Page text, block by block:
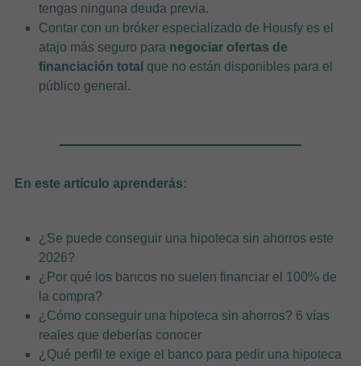
tengas ninguna deuda previa.
Contar con un bróker especializado de Housfy es el
atajo más seguro para negociar ofertas de
financiación total que no están disponibles para el
público general.
En este artículo aprenderás:
¿Se puede conseguir una hipoteca sin ahorros este
2026?
¿Por qué los bancos no suelen financiar el 100% de
la compra?
¿Cómo conseguir una hipoteca sin ahorros? 6 vías
reales que deberías conocer
¿Qué perfil te exige el banco para pedir una hipoteca